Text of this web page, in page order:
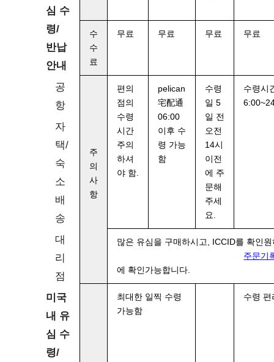
심 수
령/
반납
안내
공
항
자
택/
숙
소
배
송
대
리
점
미국
내 유
심 수
령/
수
수
료
무료 무료 무료 무료
주
의
사
항
편의
점의
수령
시간
주의
하셔
야 함.
pelican
宅配通
06:00
이후 수
령 가능
함
수령
일 5
일 전
오전
14시
이전
에 주
문해
주세
요.
수령시
많은 유심을 구매하시고, ICCID를 확인
주문기
에 확인가능합니다.
최대한 일찍 수령
가능함
수령 편